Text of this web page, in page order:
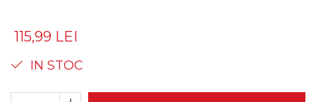
115,99 LEI
IN STOC